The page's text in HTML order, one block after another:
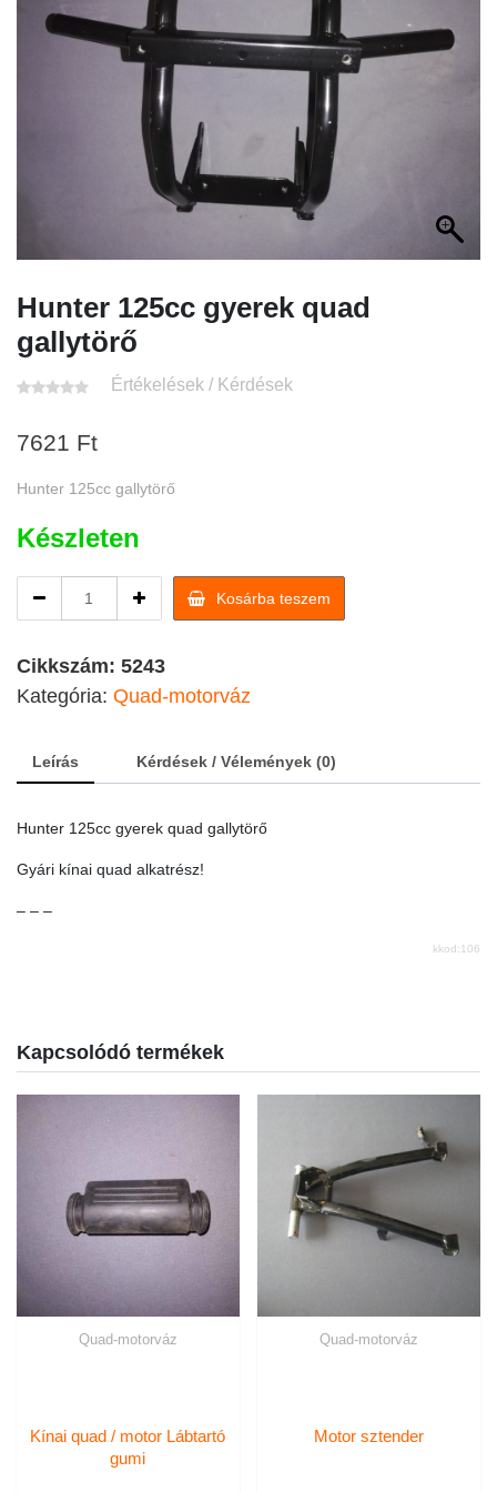
Hunter 125cc gyerek quad
gallytörő
Értékelések / Kérdések
7621 Ft
Hunter 125cc gallytörő
Készleten
125cc
quad
quantity
Kosárba teszem
Cikkszám: 5243
Kategória: Quad-motorváz
Leírás Kérdések / Vélemények (0)
Hunter 125cc gyerek quad gallytörő
Gyári kínai quad alkatrész!
– – –
kkod:106
Kapcsolódó termékek
Quad-motorváz
Kínai quad / motor Lábtartó
gumi
Quad-motorváz
Motor sztender